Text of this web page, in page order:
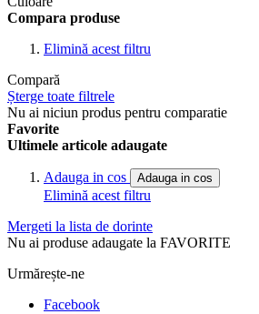
Compara produse
Elimină acest filtru
Compară
Șterge toate filtrele
Nu ai niciun produs pentru comparatie
Favorite
Ultimele articole adaugate
Adauga in cos Adauga in cos
Elimină acest filtru
Mergeti la lista de dorinte
Nu ai produse adaugate la FAVORITE
Urmărește-ne
Facebook